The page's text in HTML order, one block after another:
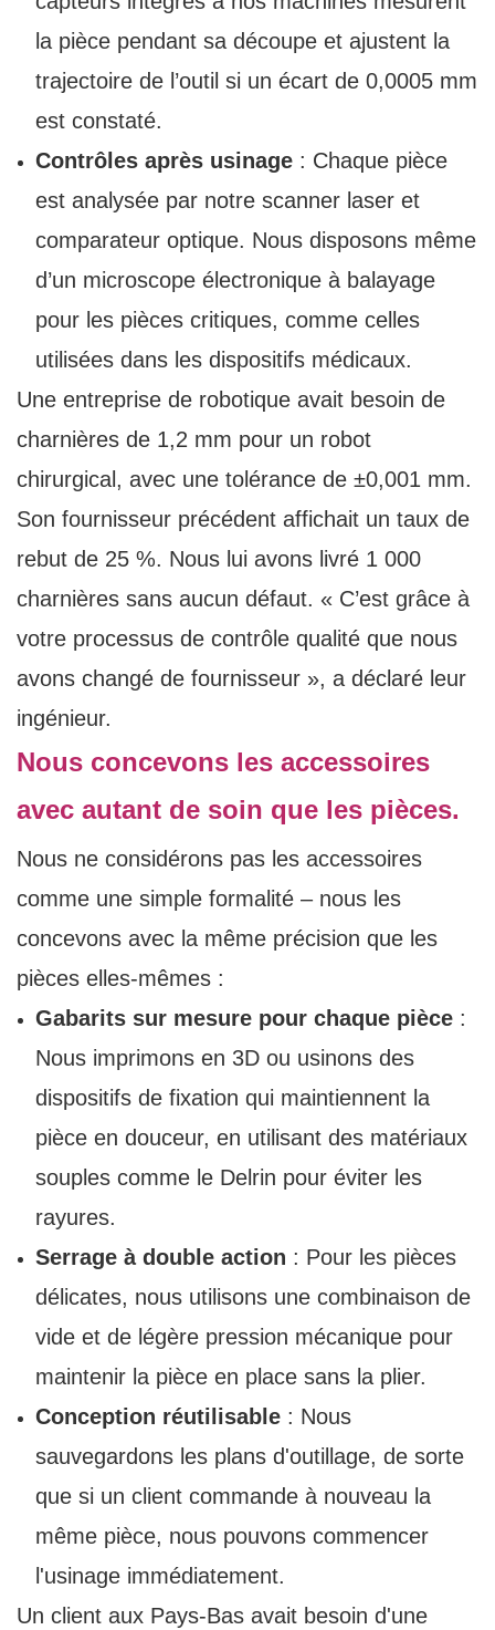
la pièce pendant sa découpe et ajustent la
trajectoire de l’outil si un écart de 0,0005 mm
est constaté.
Contrôles après usinage: Chaque pièce
est analysée par notre scanner laser et
comparateur optique. Nous disposons même
d’un microscope électronique à balayage
pour les pièces critiques, comme celles
utilisées dans les dispositifs médicaux.
Une entreprise de robotique avait besoin de
charnières de 1,2 mm pour un robot
chirurgical, avec une tolérance de ±0,001 mm.
Son fournisseur précédent affichait un taux de
rebut de 25 %. Nous lui avons livré 1 000
charnières sans aucun défaut. « C’est grâce à
votre processus de contrôle qualité que nous
avons changé de fournisseur », a déclaré leur
ingénieur.
Nous concevons les accessoires
avec autant de soin que les pièces.
Nous ne considérons pas les accessoires
comme une simple formalité – nous les
concevons avec la même précision que les
pièces elles-mêmes :
Gabarits sur mesure pour chaque pièce:
Nous imprimons en 3D ou usinons des
dispositifs de fixation qui maintiennent la
pièce en douceur, en utilisant des matériaux
souples comme le Delrin pour éviter les
rayures.
Serrage à double action : Pour les pièces
délicates, nous utilisons une combinaison de
vide et de légère pression mécanique pour
maintenir la pièce en place sans la plier.
Conception réutilisable: Nous
sauvegardons les plans d'outillage, de sorte
que si un client commande à nouveau la
même pièce, nous pouvons commencer
l'usinage immédiatement.
Un client aux Pays-Bas avait besoin d'une